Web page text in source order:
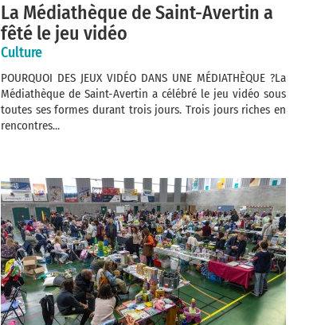
La Médiathèque de Saint-Avertin a
fêté le jeu vidéo
Culture
POURQUOI DES JEUX VIDÉO DANS UNE MÉDIATHÈQUE ?La
Médiathèque de Saint-Avertin a célébré le jeu vidéo sous
toutes ses formes durant trois jours. Trois jours riches en
rencontres...